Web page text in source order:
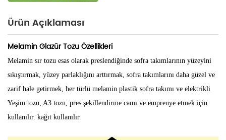
Ürün Açıklaması
Melamin Glazür Tozu Özellikleri
Melamin sır tozu esas olarak preslendiğinde sofra takımlarının yüzeyini
sıkıştırmak, yüzey parlaklığını arttırmak, sofra takımlarını daha güzel ve
zarif hale getirmek, her türlü melamin plastik sofra takımı ve elektrikli
Yeşim tozu, A3 tozu, pres şekillendirme camı ve emprenye etmek için
kullanılır. kağıt kullanılır.